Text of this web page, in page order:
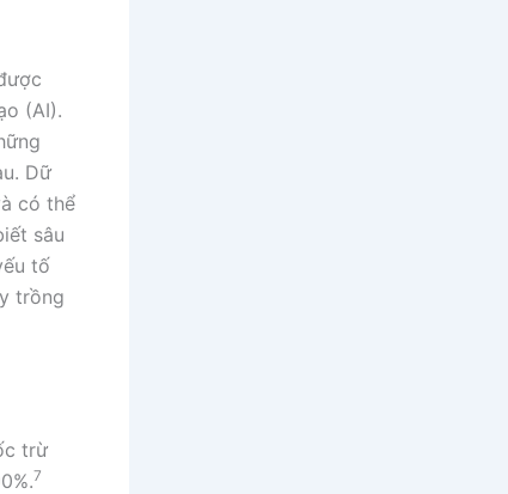
(AI).
Dữ
có thể
sâu
tố
trồng
trừ
7